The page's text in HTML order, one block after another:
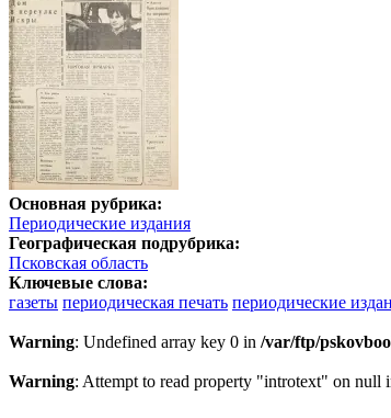
Основная рубрика:
Периодические издания
Географическая подрубрика:
Псковская область
Ключевые слова:
газеты периодическая печать периодические
Warning: Undefined array key 0 in /var/ftp/
Warning: Attempt to read property "introtext" on null